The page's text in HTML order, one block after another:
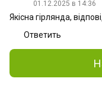
01.12.2025 в 14:36
Якісна гірлянда,
Ответить